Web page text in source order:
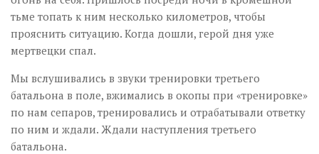
тьме топать к ним несколько километров, чтобы
прояснить ситуацию. Когда дошли, герой дня уже
мертвецки спал.
Мы вслушивались в звуки тренировки третьего
батальона в поле, вжимались в окопы при «тренировке»
по нам сепаров, тренировались и отрабатывали ответку
по ним и ждали. Ждали наступления третьего
батальона.